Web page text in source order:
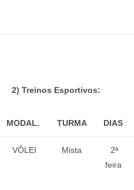
2) Treinos Esportivos:
MODAL. TURMA DIAS
VÔLEI Mista
2ª
feira